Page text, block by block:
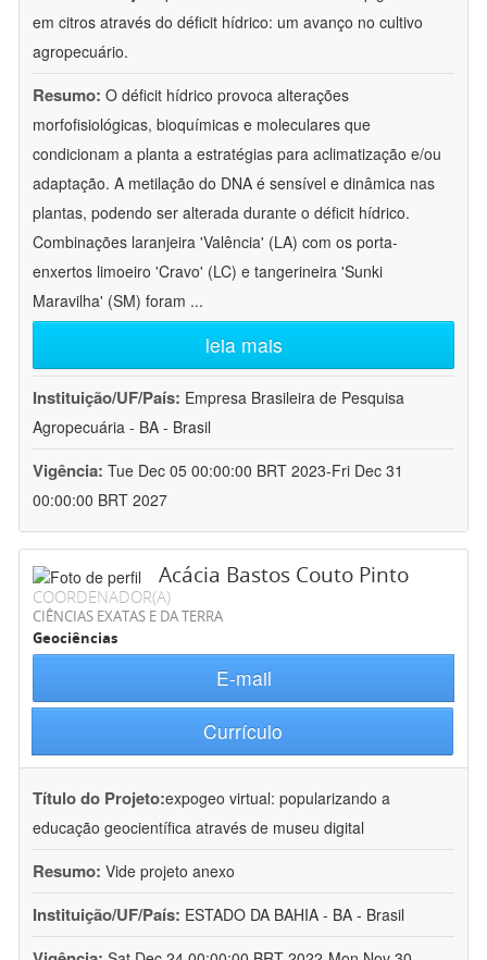
em citros através do déficit hídrico: um avanço no cultivo
agropecuário.
Resumo: O déficit hídrico provoca alterações
morfofisiológicas, bioquímicas e moleculares que
condicionam a planta a estratégias para aclimatização e/ou
adaptação. A metilação do DNA é sensível e dinâmica nas
plantas, podendo ser alterada durante o déficit hídrico.
Combinações laranjeira 'Valência' (LA) com os porta-
enxertos limoeiro 'Cravo' (LC) e tangerineira 'Sunki
Maravilha' (SM) foram ...
leia mais
Instituição/UF/País: Empresa Brasileira de Pesquisa
Agropecuária - BA - Brasil
Vigência: Tue Dec 05 00:00:00 BRT 2023-Fri Dec 31
00:00:00 BRT 2027
Acácia Bastos Couto Pinto
COORDENADOR(A)
CIÊNCIAS EXATAS E DA TERRA
Geociências
E-mail
Currículo
Título do Projeto:expogeo virtual: popularizando a
educação geocientífica através de museu digital
Resumo: Vide projeto anexo
Instituição/UF/País: ESTADO DA BAHIA - BA - Brasil